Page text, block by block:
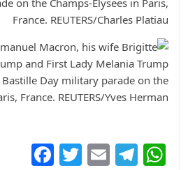
W
T
E
T